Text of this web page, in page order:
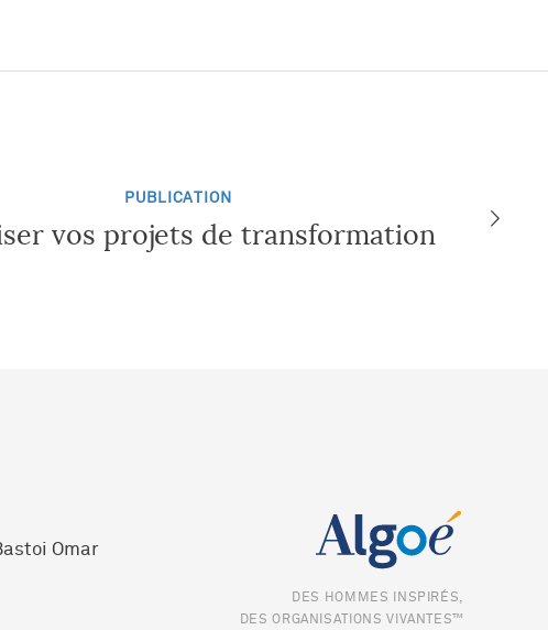
PUBLICATION
vos projets de transformation
Omar
DES HOMMES INSPIRÉS,
DES ORGANISATIONS VIVANTES™